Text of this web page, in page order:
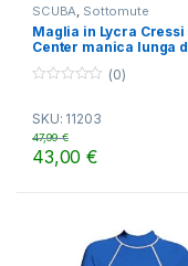
SCUBA, Sottomute
Maglia in Lycra Cressi
Center manica lunga
Donna
u
t
o
f
(0)
SKU: 11203
43,00€
47,99€
Questo prodotto ha